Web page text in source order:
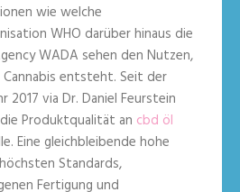
wie welche
WHO darüber hinaus die
WADA sehen den Nutzen,
Cannabis entsteht. Seit der
2017 via Dr. Daniel Feurstein
Produktqualität an cbd öl
Eine gleichbleibende hohe
Standards,
Fertigung und